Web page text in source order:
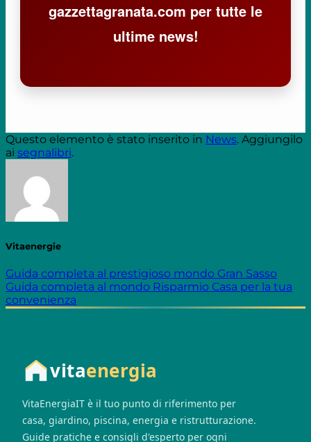
gazzettagranata.com per tutte le
ultime news!
Questo elemento è stato inserito in News. Aggiungilo
ai segnalibri.
Vitaenergie
Guida completa al prestigioso mondo Gran Sasso
Guida completa al mondo Risparmio Casa per la tua
convenienza
vitaenergia
VitaEnergiaIT è il tuo punto di riferimento per
casa, giardino, piscina, energia e ristrutturazione.
Guide pratiche e consigli d'esperto per ogni